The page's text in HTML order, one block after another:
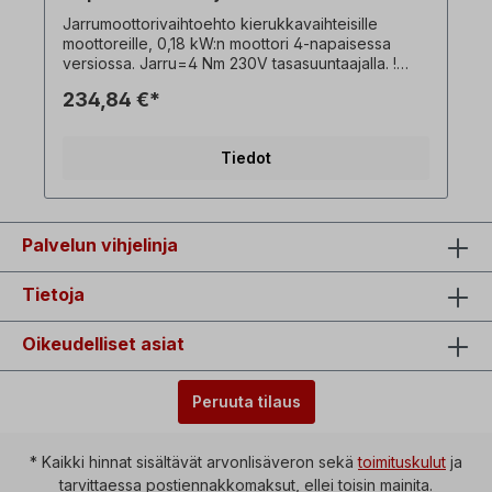
Jarrumoottorivaihtoehto kierukkavaihteisille
moottoreille, 0,18 kW:n moottori 4-napaisessa
versiossa. Jarru=4 Nm 230V tasasuuntaajalla. !
vastaavan kolmivaiheisen vaihdemoottorin
234,84 €*
Tiedot
Palvelun vihjelinja
Tietoja
Oikeudelliset asiat
Peruuta tilaus
* Kaikki hinnat sisältävät arvonlisäveron sekätoimituskulut ja
tarvittaessa postiennakkomaksut, ellei toisin mainita.